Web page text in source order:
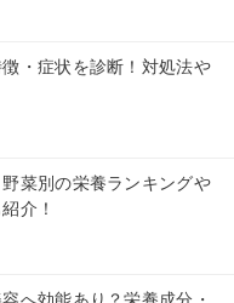
・症状を診断！対処法や
菜別の栄養ランキングや
介！